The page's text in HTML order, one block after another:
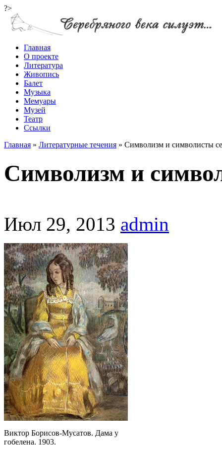
?>
Главная
О проекте
Литература
Живопись
Балет
Музыка
Мемуары
Музей
Театр
Ссылки
Главная » Литературные течения » Символизм и символисты
Символизм и
Июл 29, 2013 admin
Виктор Борисов-Мусатов. Дама у
гобелена. 1903.